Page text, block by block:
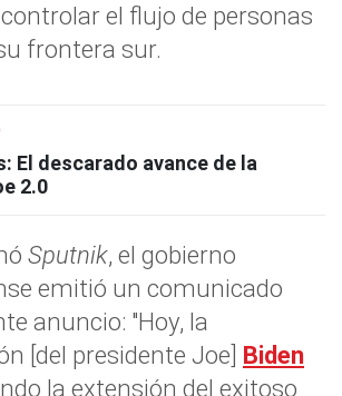
el flujo de personas
frontera sur.
El descarado avance de la
2.0
Sputnik, el gobierno
emitió un comunicado
anuncio: "Hoy, la
[del presidente Joe] Biden
la extensión del exitoso